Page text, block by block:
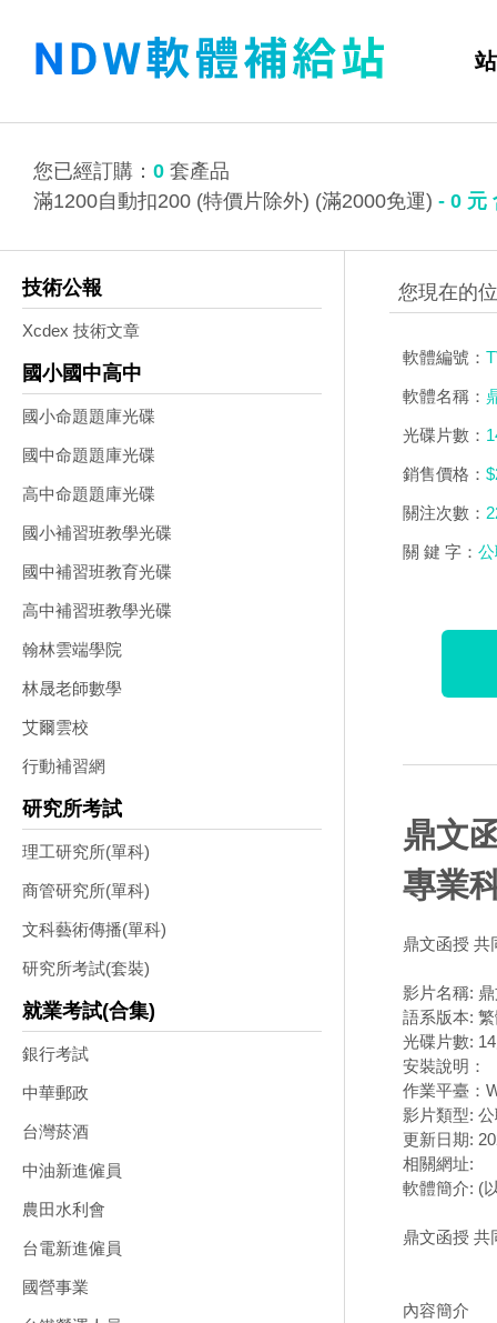
您已經訂購： 0 套產品
滿1200自動扣200 (特價片除外) (滿2000免運) - 0 元
技術公報
Xcdex 技術文章
國小國中高中
國小命題題庫光碟
國中命題題庫光碟
高中命題題庫光碟
國小補習班教學光碟
國中補習班教育光碟
高中補習班教學光碟
翰林雲端學院
林晟老師數學
艾爾雲校
行動補習網
研究所考試
理工研究所(單科)
商管研究所(單科)
文科藝術傳播(單科)
研究所考試(套裝)
就業考試(合集)
銀行考試
中華郵政
台灣菸酒
中油新進僱員
農田水利會
台電新進僱員
國營事業
軟體編號：
軟體名稱：
光碟片數：
銷售價格：
關注次數：
關 鍵 字：
鼎文
專業
鼎文函授 共
影片名稱:
語系版本:
光碟片數:
安裝說明：
作業平臺：
影片類型:
更新日期:
相關網址:
軟體簡介: (
鼎文函授 共
內容簡介